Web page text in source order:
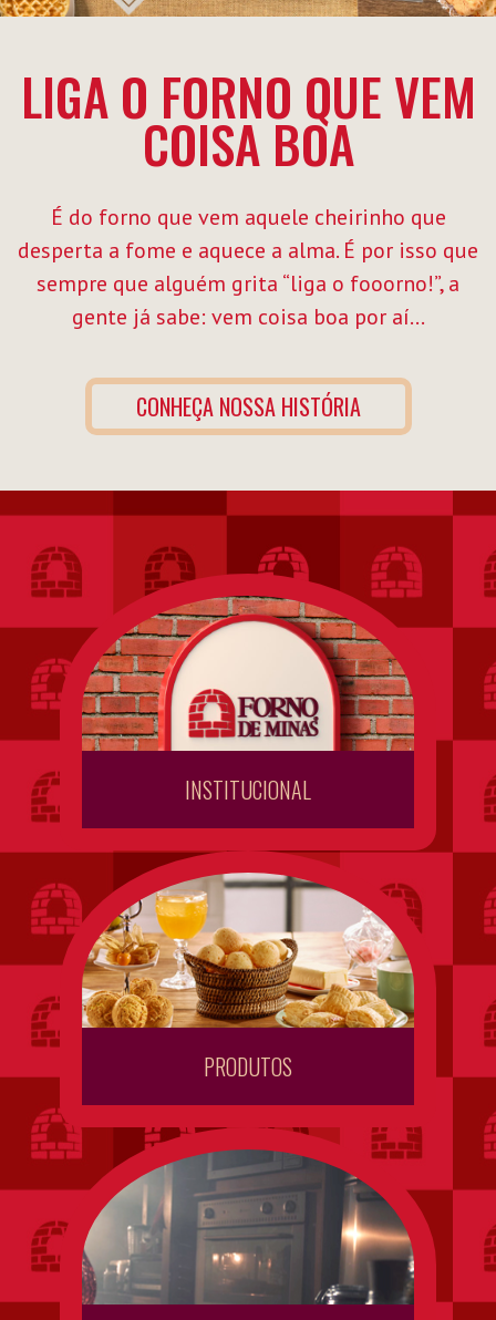
LIGA O FORNO QUE VEM
COISA BOA
É do forno que vem aquele cheirinho que
desperta a fome e aquece a alma. É por isso que
sempre que alguém grita “liga o fooorno!”, a
gente já sabe: vem coisa boa por aí...
CONHEÇA NOSSA HISTÓRIA
INSTITUCIONAL
PRODUTOS